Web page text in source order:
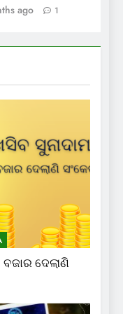
ago 1
ଦେଲାଣି